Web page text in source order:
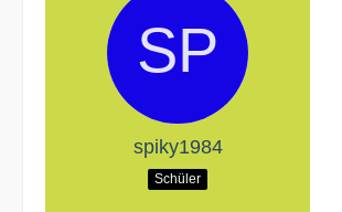
spiky1984
Schüler